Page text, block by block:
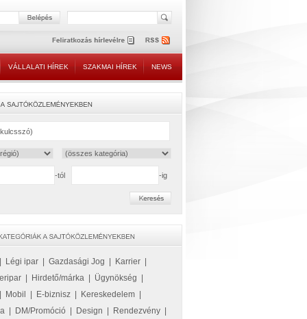
VÁLLALATI HÍREK SZAKMAI HÍREK NEWS
-tól -ig
Légi ipar Gazdasági Jog Karrier
Hirdető/márka Ügynökség
Mobil E-biznisz Kereskedelem
DM/Promóció Design Rendezvény